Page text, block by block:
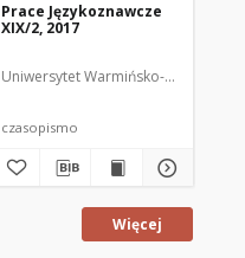
Biolik, Maria. Redaktor
Prace Językoznawcze
XIX/2, 2017
Uniwersytet Warmińsko-Mazurski
czasopismo
Więcej